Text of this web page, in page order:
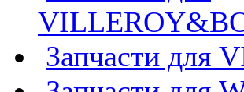
Запчасти для